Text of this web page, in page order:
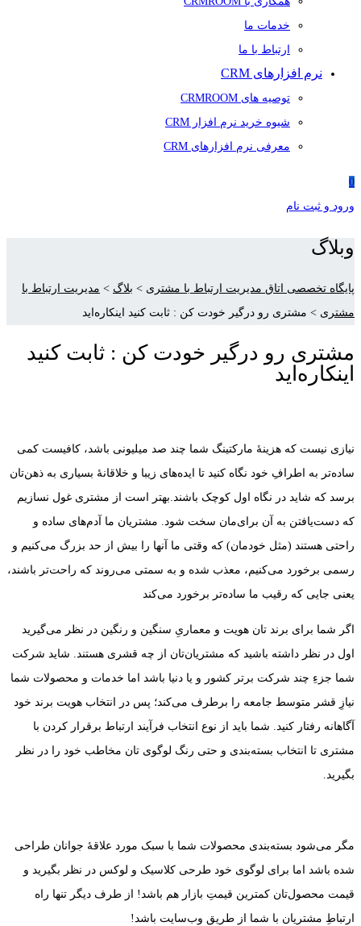
خدمات ما
ارتباط با ما
نرم افزارهای CRM
توصیه های CRMROOM
شیوه خرید نرم افزار CRM
معرفی نرم افزارهای CRM
0
ورود و ثبت نام
وبلاگ
پایگاه تخصصی اتاق مدیریت ارتباط با مشتری > بلاگ > مدیریت ارتباط با
مشتری > مشتری رو درگیر خودت کن : ثابت کنید اینکاره‌اید
مشتری رو درگیر خودت کن : ثابت کنید
اینکاره‌اید
نیازی نیست که هزینۀ مارکتینگ شما چند صد میلیونی باشد، کافیست کمی
ساده‌تر به اطرافِ خود نگاه کنید تا ایده‌های زیبا و خلاقانۀ بسیاری به ذهن‌تان
برسد که شاید در نگاه اول کوچک باشند.بهتر است از مشتری غول نسازیم
که دست‌یافتن به آن برای‌مان سخت شود. مشتریان ما آدم‌های ساده و
راحتی هستند (مثل خودمان) که وقتی ما آنها را بیش از حد بزرگ می‌کنیم و
رسمی برخورد می‌کنیم، معذب شده و به سمتی می‌روند که راحت‌تر باشند،
یعنی جایی که رقیب ما ساده‌تر برخورد می‌کند
اگر شما برای برند تان هویت و معماریِ سنگین و رنگین در نظر می‌گیرید
اول در نظر داشته باشید که مشتریان‌تان از چه قشری هستند. شاید شرکت
شما جزءِ چند شرکت برتر کشور و یا دنیا باشد اما خدمات و محصولات شما
نیازِ قشر متوسط جامعه را برطرف می‌کند؛ پس در انتخاب هویت برند خود
آگاهانه رفتار کنید. شما باید از نوع انتخاب فرآیند ارتباط برقرار کردن با
مشتری تا انتخاب بسته‌بندی و حتی رنگ لوگوی تان مخاطب‌ خود را در نظر
بگیرید.
مگر می‌شود بسته‌بندی محصولات شما با سبک مورد علاقۀ جوانان طراحی
شده باشد اما برای لوگوی خود طرحی کلاسیک و لوکس در نظر بگیرید و
قیمت محصول‌تان کمترین قیمتِ بازار هم باشد! از طرف دیگر تنها راه
ارتباطِ مشتریان با شما از طریق وب‌سایت باشد!